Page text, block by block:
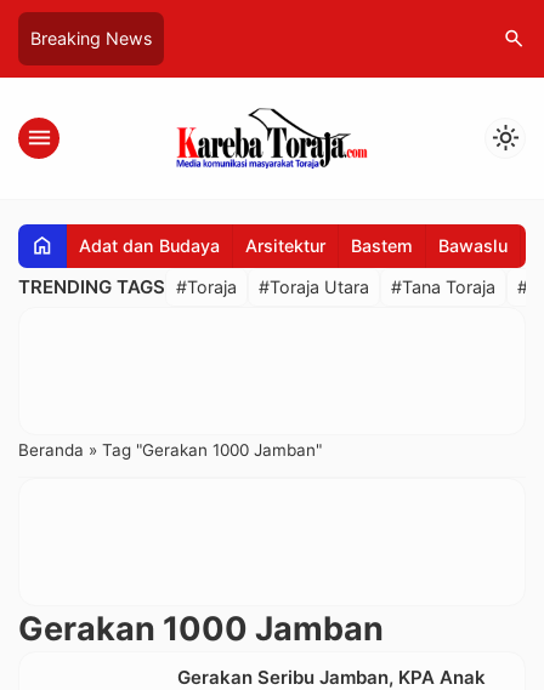
Breaking News search
menu light_mode
home Adat dan Budaya Arsitektur Bastem Bawaslu
TRENDING TAGS #Toraja #Toraja Utara #Tana Toraja
Beranda » Tag "Gerakan 1000 Jamban"
Gerakan 1000 Jamban
Gerakan Seribu Jamban, KPA Anak